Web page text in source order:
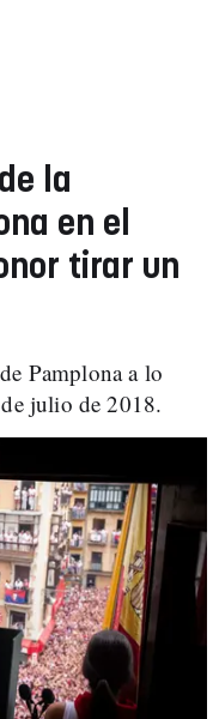
la
en el
tirar un
Pamplona a lo
julio de 2018.